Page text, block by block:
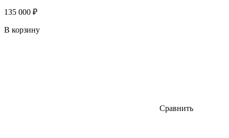
135 000 ₽
В корзину
Сравнить